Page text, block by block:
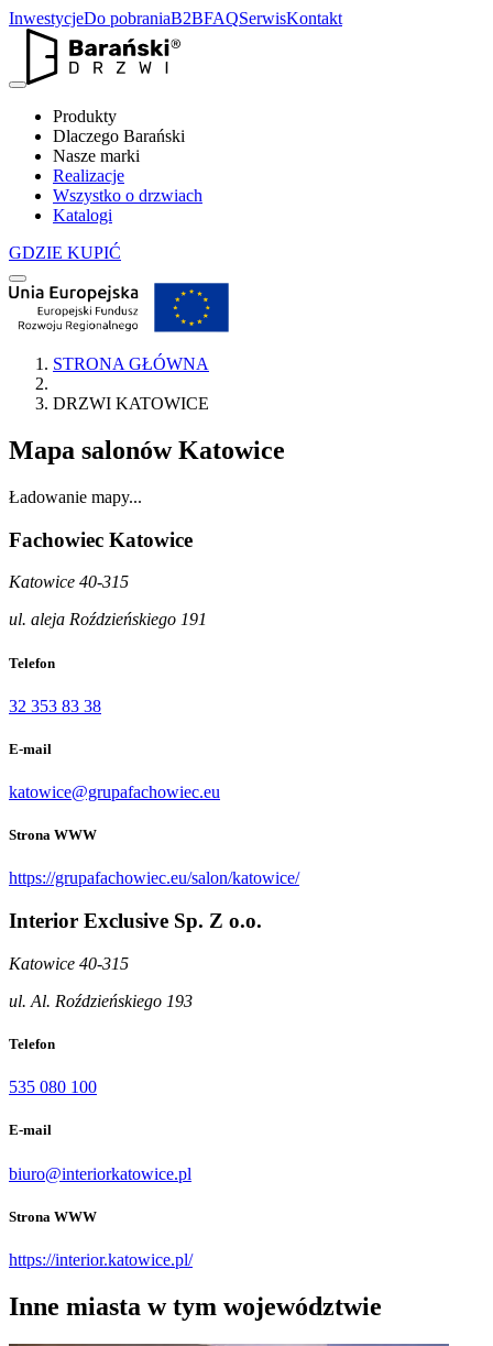
InwestycjeDo pobraniaB2BFAQSerwisKontakt
Produkty
Dlaczego Barański
Nasze marki
Realizacje
Wszystko o drzwiach
Katalogi
GDZIE KUPIĆ
STRONA GŁÓWNA
DRZWI KATOWICE
Mapa salonówKatowice
Ładowanie mapy...
Fachowiec Katowice
Katowice 40-315
ul. aleja Roździeńskiego 191
Telefon
32 353 83 38
E-mail
katowice@grupafachowiec.eu
Strona WWW
https://grupafachowiec.eu/salon/katowice/
Interior Exclusive Sp. Z o.o.
Katowice 40-315
ul. Al. Roździeńskiego 193
Telefon
535 080 100
E-mail
biuro@interiorkatowice.pl
Strona WWW
https://interior.katowice.pl/
Inne miasta w tym województwie